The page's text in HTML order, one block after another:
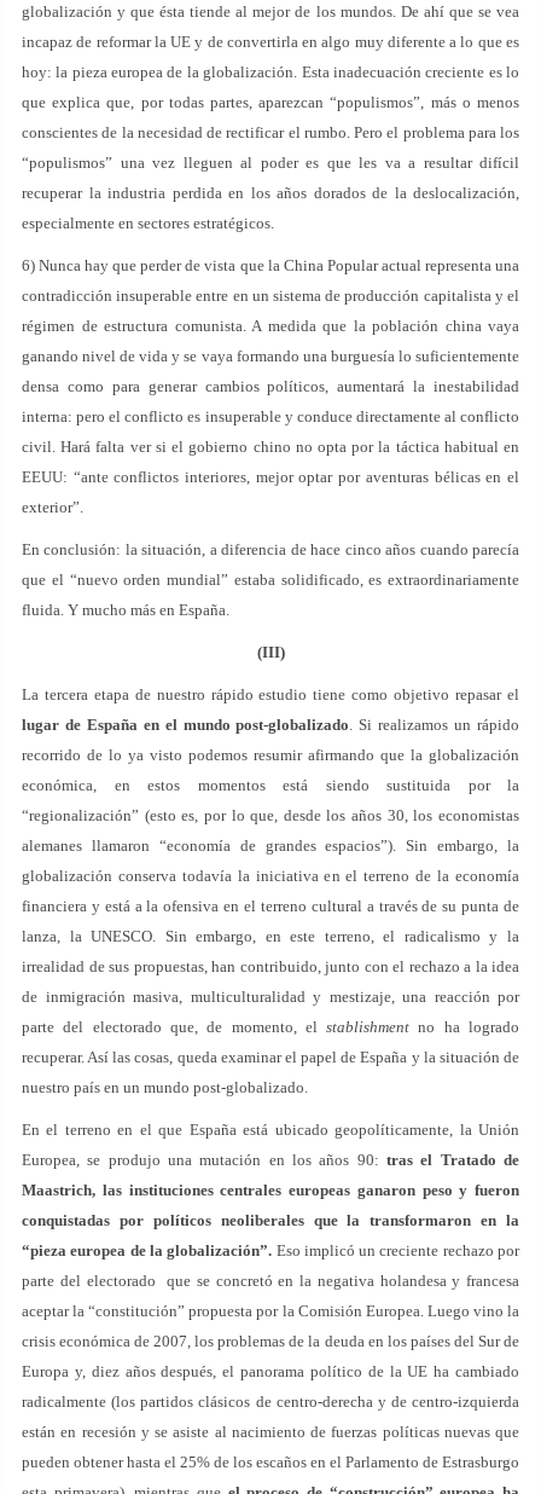
globalización y que ésta tiende al mejor de los mundos. De ahí que se vea
incapaz de reformar la UE y de convertirla en algo muy diferente a lo que es
hoy: la pieza europea de la globalización. Esta inadecuación creciente es lo
que explica que, por todas partes, aparezcan “populismos”, más o menos
conscientes de la necesidad de rectificar el rumbo. Pero el problema para los
“populismos” una vez lleguen al poder es que les va a resultar difícil
recuperar la industria perdida en los años dorados de la deslocalización,
especialmente en sectores estratégicos.
6) Nunca hay que perder de vista que la China Popular actual representa una
contradicción insuperable entre en un sistema de producción capitalista y el
régimen de estructura comunista. A medida que la población china vaya
ganando nivel de vida y se vaya formando una burguesía lo suficientemente
densa como para generar cambios políticos, aumentará la inestabilidad
interna: pero el conflicto es insuperable y conduce directamente al conflicto
civil. Hará falta ver si el gobierno chino no opta por la táctica habitual en
EEUU: “ante conflictos interiores, mejor optar por aventuras bélicas en el
exterior”.
En conclusión: la situación, a diferencia de hace cinco años cuando parecía
que el “nuevo orden mundial” estaba solidificado, es extraordinariamente
fluida. Y mucho más en España.
(III)
La tercera etapa de nuestro rápido estudio tiene como objetivo repasar el
lugar de España en el mundo post-globalizado. Si realizamos un rápido
recorrido de lo ya visto podemos resumir afirmando que la globalización
económica, en estos momentos está siendo sustituida por la
“regionalización” (esto es, por lo que, desde los años 30, los economistas
alemanes llamaron “economía de grandes espacios”). Sin embargo, la
globalización conserva todavía la iniciativa en el terreno de la economía
financiera y está a la ofensiva en el terreno cultural a través de su punta de
lanza, la UNESCO. Sin embargo, en este terreno, el radicalismo y la
irrealidad de sus propuestas, han contribuido, junto con el rechazo a la idea
de inmigración masiva, multiculturalidad y mestizaje, una reacción por
parte del electorado que, de momento, elstablishment no ha logrado
recuperar. Así las cosas, queda examinar el papel de España y la situación de
nuestro país en un mundo post-globalizado.
En el terreno en el que España está ubicado geopolíticamente, la Unión
Europea, se produjo una mutación en los años 90: tras el Tratado de
Maastrich, las instituciones centrales europeas ganaron peso y fueron
conquistadas por políticos neoliberales que la transformaron en la
“pieza europea de la globalización”. Eso implicó un creciente rechazo por
parte del electorado que se concretó en la negativa holandesa y francesa
aceptar la “constitución” propuesta por la Comisión Europea. Luego vino la
crisis económica de 2007, los problemas de la deuda en los países del Sur de
Europa y, diez años después, el panorama político de la UE ha cambiado
radicalmente (los partidos clásicos de centro-derecha y de centro-izquierda
están en recesión y se asiste al nacimiento de fuerzas políticas nuevas que
pueden obtener hasta el 25% de los escaños en el Parlamento de Estrasburgo